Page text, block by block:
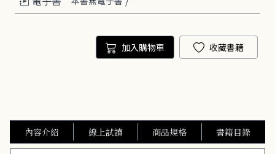
加入購物車 收藏書籍
內容介紹 線上試讀 商品規格 書籍目錄